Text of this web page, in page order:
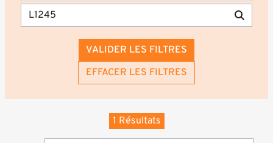
VALIDER LES FILTRES
EFFACER LES FILTRES
1 Résultats